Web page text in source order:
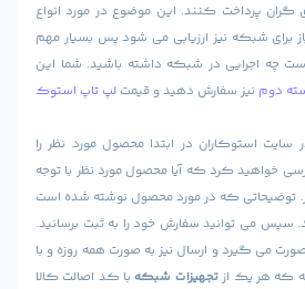
کنند. این موضوع در مورد انواع
ارزیابی می شود پس بسیار مهم
در شبکه داشته باشید. شما این
دهید و قیمتلپ تاپ استوک
در ابتدا محصول مورد نظر را
آیا محصول مورد نظر با توجه
در مورد محصول نوشته شده است
خود را به ثبت برسانید.
نیز به صورت همه روزه و با
تجهیزات شبکه با کد اصالت کالا